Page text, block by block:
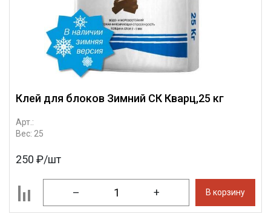
Клей для блоков Зимний СК Кварц,25 кг
Арт.:
Вес: 25
250 ₽/шт
– + В корзину